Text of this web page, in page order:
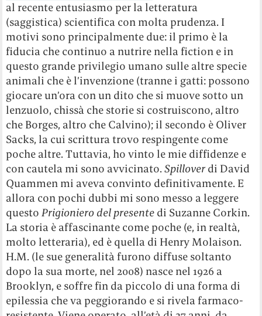
al recente entusiasmo per la letteratura
(saggistica) scientifica con molta prudenza. I
motivi sono principalmente due: il primo è la
fiducia che continuo a nutrire nella fiction e in
questo grande privilegio umano sulle altre specie
animali che è l’invenzione (tranne i gatti: possono
giocare un’ora con un dito che si muove sotto un
lenzuolo, chissà che storie si costruiscono, altro
che Borges, altro che Calvino); il secondo è Oliver
Sacks, la cui scrittura trovo respingente come
poche altre. Tuttavia, ho vinto le mie diffidenze e
con cautela mi sono avvicinato.Spillover di David
Quammen mi aveva convinto definitivamente. E
allora con pochi dubbi mi sono messo a leggere
questoPrigioniero del presente di Suzanne Corkin.
La storia è affascinante come poche (e, in realtà,
molto letteraria), ed è quella di Henry Molaison.
H.M. (le sue generalità furono diffuse soltanto
dopo la sua morte, nel 2008) nasce nel 1926 a
Brooklyn, e soffre fin da piccolo di una forma di
epilessia che va peggiorando e si rivela farmaco-